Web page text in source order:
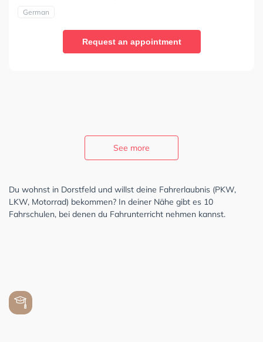
German
Request an appointment
See more
Du wohnst in Dorstfeld und willst deine Fahrerlaubnis (PKW,
LKW, Motorrad) bekommen? In deiner Nähe gibt es 10
Fahrschulen, bei denen du Fahrunterricht nehmen kannst.